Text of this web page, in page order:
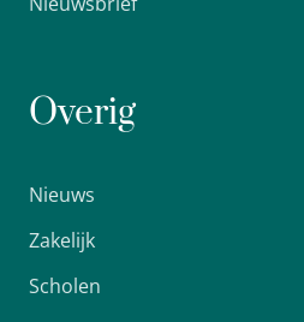
Overig
Nieuws
Zakelijk
Scholen